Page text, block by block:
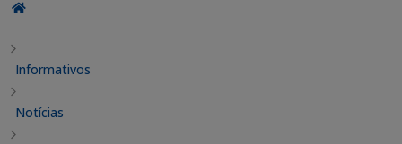
Informativos
Notícias